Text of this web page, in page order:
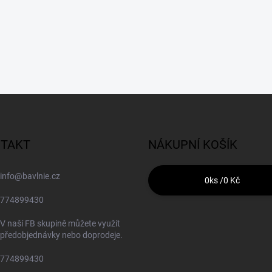
info@bavlnie.cz
774899430
V naší FB skupině můžete využít
předobjednávky nebo doprodeje.
774899430
NÁKUPNÍ KOŠÍK
0ks /0 Kč